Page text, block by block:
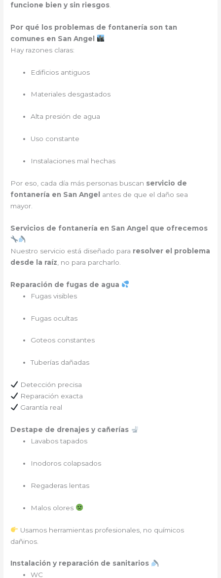
funcione bien y sin riesgos
Por qué los problemas de fontanería son tan
comunes en San Angel
Hay razones claras:
Edificios antiguos
Materiales desgastados
Alta presión de agua
Uso constante
Instalaciones mal hechas
Por eso, cada día más personas buscan servicio de
fontanería en San Angel
antes de que el daño sea
mayor.
Servicios de fontanería en San Angel que ofrecemos
Nuestro servicio está diseñado para resolver el problema
desde la raíz , no para parcharlo.
Reparación de fugas de agua
Fugas visibles
Fugas ocultas
Goteos constantes
Tuberías dañadas
Detección precisa
Reparación exacta
Garantía real
Destape de drenajes y cañerías
Lavabos tapados
Inodoros colapsados
Regaderas lentas
Malos olores
Usamos herramientas profesionales, no químicos
dañinos.
Instalación y reparación de sanitarios
WC